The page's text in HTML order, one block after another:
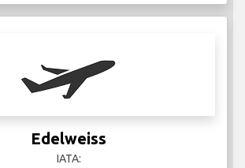
Edelweiss
IATA: